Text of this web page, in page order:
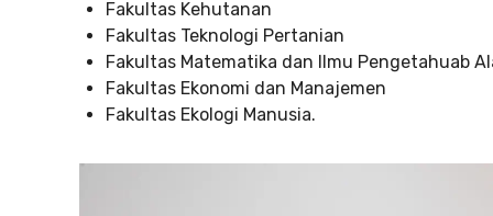
Fakultas Kehutanan
Fakultas Teknologi Pertanian
Fakultas Matematika dan Ilmu Pengetahuab
Fakultas Ekonomi dan Manajemen
Fakultas Ekologi Manusia.